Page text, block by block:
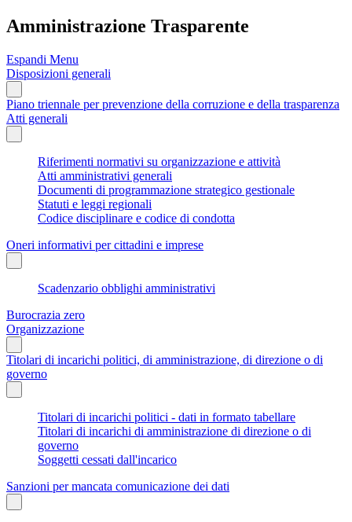
Amministrazione Trasparente
Espandi Menu
Disposizioni generali
Piano triennale per prevenzione della corruzione e della trasparenza
Atti generali
Riferimenti normativi su organizzazione e attività
Atti amministrativi generali
Documenti di programmazione strategico gestionale
Statuti e leggi regionali
Codice disciplinare e codice di condotta
Oneri informativi per cittadini e imprese
Scadenzario obblighi amministrativi
Burocrazia zero
Organizzazione
Titolari di incarichi politici, di amministrazione, di direzione o di
governo
Titolari di incarichi politici - dati in formato tabellare
Titolari di incarichi di amministrazione di direzione o di
governo
Soggetti cessati dall'incarico
Sanzioni per mancata comunicazione dei dati